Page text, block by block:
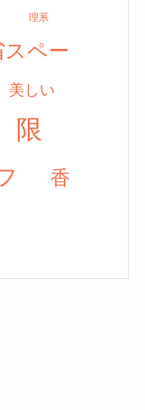
理系
スペー
美しい
限
香